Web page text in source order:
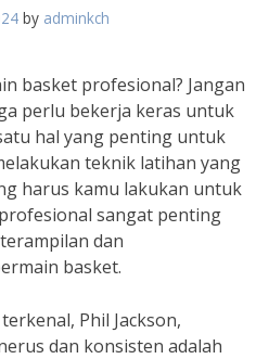
by adminkch
basket profesional? Jangan
perlu bekerja keras untuk
hal yang penting untuk
teknik latihan yang
harus kamu lakukan untuk
sangat penting
dan
basket.
Phil Jackson,
dan konsisten adalah